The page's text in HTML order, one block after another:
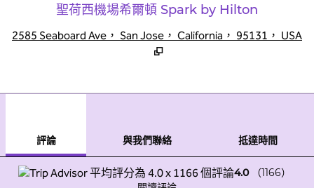
聖荷西機場希爾頓 Spark by Hilton
2585 Seaboard Ave， San Jose， California， 95131， USA
評論 與我們聯絡
抵達時間
4.0 （1166）